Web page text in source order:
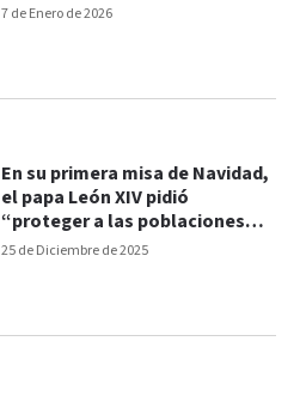
7 de Enero de 2026
25 de Diciembre de 2025
En su primera misa de Navidad,
el papa León XIV pidió
“proteger a las poblaciones
indefensas”